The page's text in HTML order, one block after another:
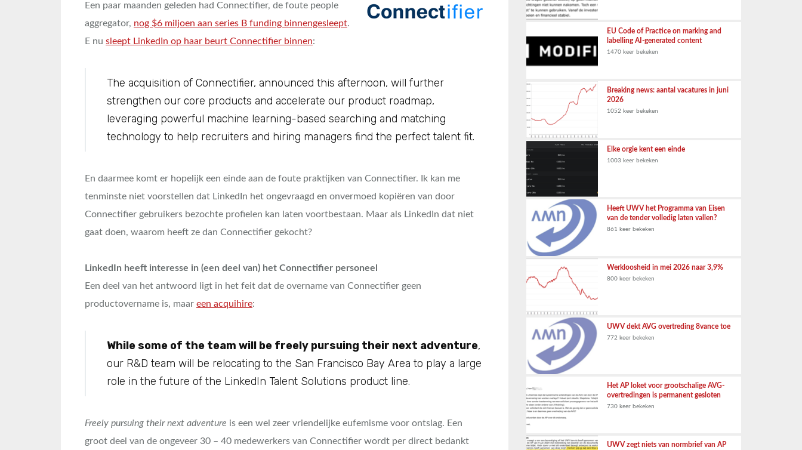
Een paar maanden geleden had Connectifier, de foute people
aggregator, nog $6 miljoen aan series B funding binnengesleept.
E nu sleept LinkedIn op haar beurt Connectifier binnen:
The acquisition of Connectifier, announced this afternoon, will further
strengthen our core products and accelerate our product roadmap,
leveraging powerful machine learning-based searching and matching
technology to help recruiters and hiring managers find the perfect talent fit.
En daarmee komt er hopelijk een einde aan de foute praktijken van Connectifier. Ik kan me
tenminste niet voorstellen dat LinkedIn het ongevraagd en onvermoed kopiëren van door
Connectifier gebruikers bezochte profielen kan laten voortbestaan. Maar als LinkedIn dat niet
gaat doen, waarom heeft ze dan Connectifier gekocht?
LinkedIn heeft interesse in (een deel van) het Connectifier personeel
Een deel van het antwoord ligt in het feit dat de overname van Connectifier geen
productovername is, maar een acquihire:
While some of the team will be freely pursuing their next adventure,
our R&D team will be relocating to the San Francisco Bay Area to play a large
role in the future of the LinkedIn Talent Solutions product line.
Freely pursuing their next adventure is een wel zeer vriendelijke eufemisme voor ontslag. Een
groot deel van de ongeveer 30 – 40 medewerkers van Connectifier wordt per direct bedankt
EU Code of Practice on marking and
labelling AI-generated content
1470 keer bekeken
Breaking news: aantal vacatures in juni
2026
1052 keer bekeken
Elke orgie kent een einde
1003 keer bekeken
Heeft UWV het Programma van Eisen
van de tender volledig laten vallen?
861 keer bekeken
Werkloosheid in mei 2026 naar 3,9%
800 keer bekeken
UWV dekt AVG overtreding 8vance toe
772 keer bekeken
Het AP loket voor grootschalige AVG-
overtredingen is permanent gesloten
730 keer bekeken
UWV zegt niets van normbrief van AP